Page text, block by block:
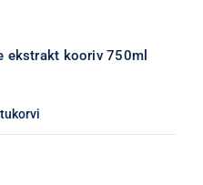
ekstrakt kooriv 750ml